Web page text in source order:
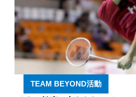
TEAM BEYOND活動